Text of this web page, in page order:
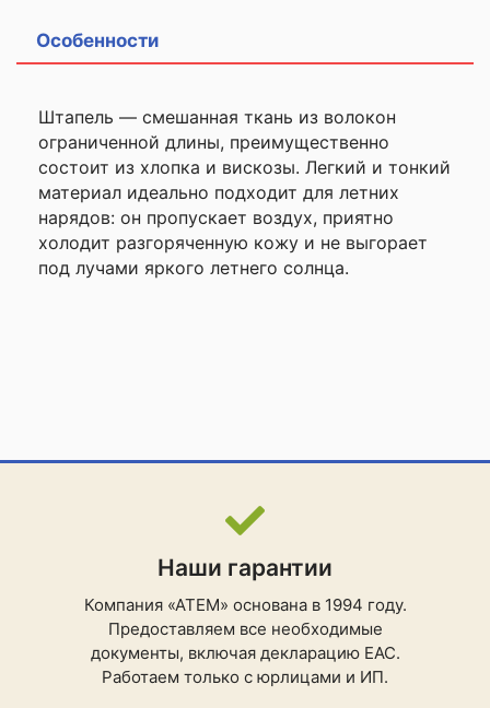
Особенности
Штапель — смешанная ткань из волокон
ограниченной длины, преимущественно
состоит из хлопка и вискозы. Легкий и тонкий
материал идеально подходит для летних
нарядов: он пропускает воздух, приятно
холодит разгоряченную кожу и не выгорает
под лучами яркого летнего солнца.
Наши гарантии
Компания «АТЕМ» основана в 1994 году.
Предоставляем все необходимые
документы, включая декларацию ЕАС.
Работаем только с юрлицами и ИП.